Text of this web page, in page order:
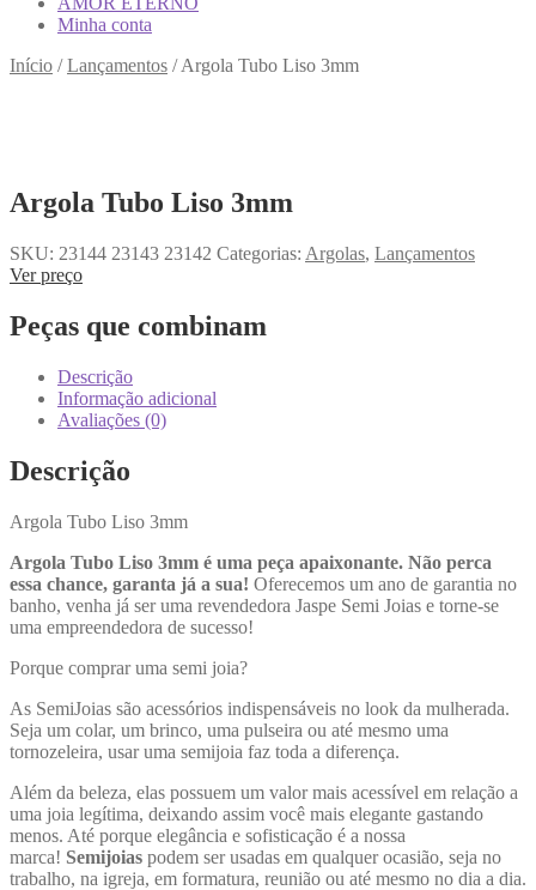
Minha conta
Início /Lançamentos /Argola Tubo Liso 3mm
Argola Tubo Liso 3mm
SKU: 23144 23143 23142 Categorias: Argolas, Lançamentos
Ver preço
Peças que combinam
Descrição
Informação adicional
Avaliações (0)
Descrição
Argola Tubo Liso 3mm
Argola Tubo Liso 3mm é uma peça apaixonante. Não perca
essa chance, garanta já a sua! Oferecemos um ano de garantia no
banho, venha já ser uma revendedora Jaspe Semi Joias e torne-se
uma empreendedora de sucesso!
Porque comprar uma semi joia?
As SemiJoias são acessórios indispensáveis no look da mulherada.
Seja um colar, um brinco, uma pulseira ou até mesmo uma
tornozeleira, usar uma semijoia faz toda a diferença.
Além da beleza, elas possuem um valor mais acessível em relação a
uma joia legítima, deixando assim você mais elegante gastando
menos. Até porque elegância e sofisticação é a nossa
marca! Semijoias podem ser usadas em qualquer ocasião, seja no
trabalho, na igreja, em formatura, reunião ou até mesmo no dia a dia.